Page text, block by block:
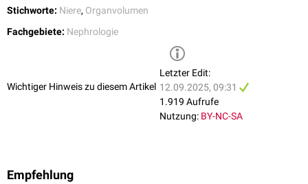
Stichworte: Niere, Organvolumen
Fachgebiete: Nephrologie
Wichtiger Hinweis zu diesem Artikel
Letzter Edit:
12.09.2025, 09:31
1.919 Aufrufe
Nutzung: BY-NC-SA
Empfehlung